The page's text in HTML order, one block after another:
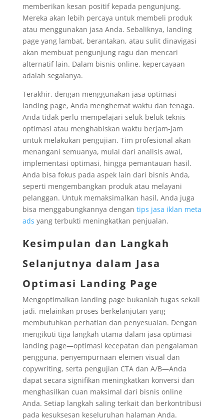
memberikan kesan positif kepada pengunjung.
Mereka akan lebih percaya untuk membeli produk
atau menggunakan jasa Anda. Sebaliknya, landing
page yang lambat, berantakan, atau sulit dinavigasi
akan membuat pengunjung ragu dan mencari
alternatif lain. Dalam bisnis online, kepercayaan
adalah segalanya.
Terakhir, dengan menggunakan jasa optimasi
landing page, Anda menghemat waktu dan tenaga.
Anda tidak perlu mempelajari seluk-beluk teknis
optimasi atau menghabiskan waktu berjam-jam
untuk melakukan pengujian. Tim profesional akan
menangani semuanya, mulai dari analisis awal,
implementasi optimasi, hingga pemantauan hasil.
Anda bisa fokus pada aspek lain dari bisnis Anda,
seperti mengembangkan produk atau melayani
pelanggan. Untuk memaksimalkan hasil, Anda juga
bisa menggabungkannya dengan tips jasa iklan meta
ads yang terbukti meningkatkan penjualan.
Kesimpulan dan Langkah
Selanjutnya dalam Jasa
Optimasi Landing Page
Mengoptimalkan landing page bukanlah tugas sekali
jadi, melainkan proses berkelanjutan yang
membutuhkan perhatian dan penyesuaian. Dengan
mengikuti tiga langkah utama dalam jasa optimasi
landing page—optimasi kecepatan dan pengalaman
pengguna, penyempurnaan elemen visual dan
copywriting, serta pengujian CTA dan A/B—Anda
dapat secara signifikan meningkatkan konversi dan
menghasilkan cuan maksimal dari bisnis online
Anda. Setiap langkah saling terkait dan berkontribusi
pada kesuksesan keseluruhan halaman Anda.